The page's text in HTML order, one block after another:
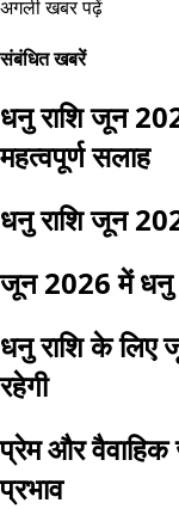
अगली खबर पढ़ें
संबंधित खबरें
धनु राशि जून
महत्वपूर्ण सलाह
धनु राशि जून
जून 2026 में धनु
धनु राशि के लिए
रहेगी
प्रेम और
प्रभाव